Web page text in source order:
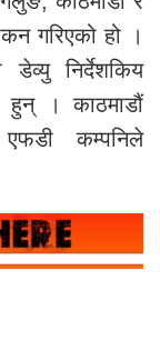
गरिएको हो ।
निर्देशकिय
हुन् । काठमाडौं
कम्पनिले